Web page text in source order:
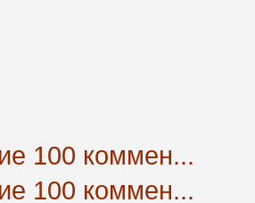
100 коммен...
100 коммен...